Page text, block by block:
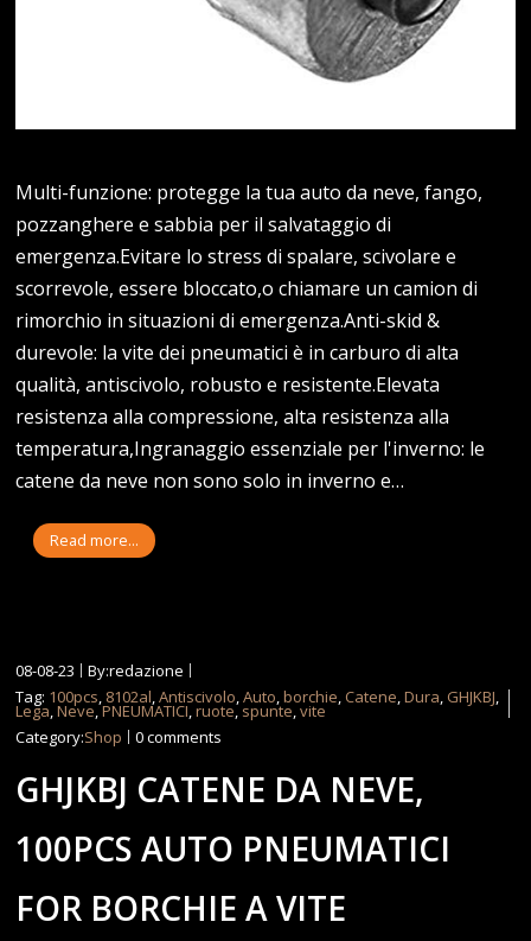
Multi-funzione: protegge la tua auto da neve, fango,
pozzanghere e sabbia per il salvataggio di
emergenza.Evitare lo stress di spalare, scivolare e
scorrevole, essere bloccato,o chiamare un camion di
rimorchio in situazioni di emergenza.Anti-skid &
durevole: la vite dei pneumatici è in carburo di alta
qualità, antiscivolo, robusto e resistente.Elevata
resistenza alla compressione, alta resistenza alla
temperatura,Ingranaggio essenziale per l'inverno: le
catene da neve non sono solo in inverno e…
Read more...
08-08-23
By:redazione
Tag: 100pcs, 8102al,Antiscivolo,Auto,borchie, Catene,Dura, GHJKBJ,
Lega,Neve,PNEUMATICI,ruote, spunte,vite
Category:Shop 0 comments
GHJKBJ CATENE DA NEVE,
100PCS AUTO PNEUMATICI
FOR BORCHIE A VITE